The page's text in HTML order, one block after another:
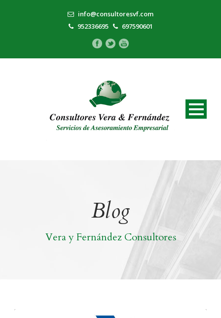
info@consultoresvf.com
952336695
697590601
Blog
Vera y Fernández Consultores